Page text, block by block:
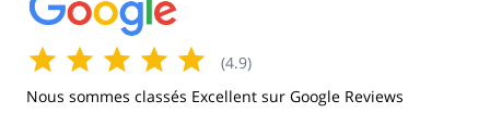
(4.9)
Nous sommes classés Excellent sur Google Reviews